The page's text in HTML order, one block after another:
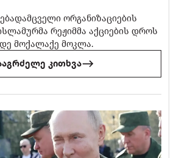
ორგანიზაციების
რეჟიმმა აქციების დროს
მოქალაქე მოკლა.
კითხვა